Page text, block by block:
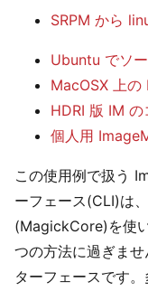
SRPM から
Ubuntu でソ
MacOSX 上
HDRI 版 IM
個人用
この使用例で扱う
ーフェース(CLI)は
(MagickCore)を使
つの方法に過ぎま
ターフェースです